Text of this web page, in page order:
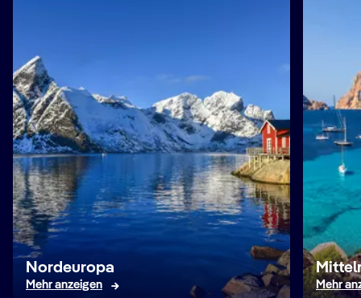
Nordeuropa
Mehr anzeigen Mehr